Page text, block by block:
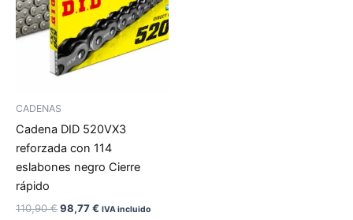
CADENAS
Cadena DID 520VX3
reforzada con 114
eslabones negro Cierre
rápido
110,90€El
98,77€ El
IVA incluido